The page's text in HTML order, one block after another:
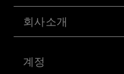
계정
회사소개